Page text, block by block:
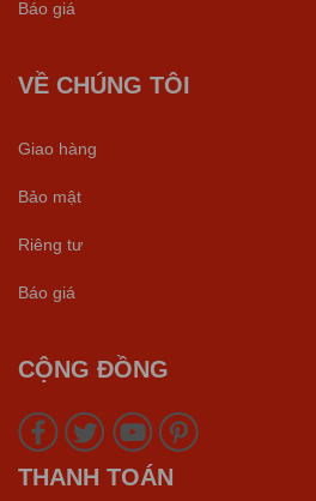
Báo giá
VỀ CHÚNG TÔI
Giao hàng
Bảo mật
Riêng tư
Báo giá
CỘNG ĐỒNG
THANH TOÁN